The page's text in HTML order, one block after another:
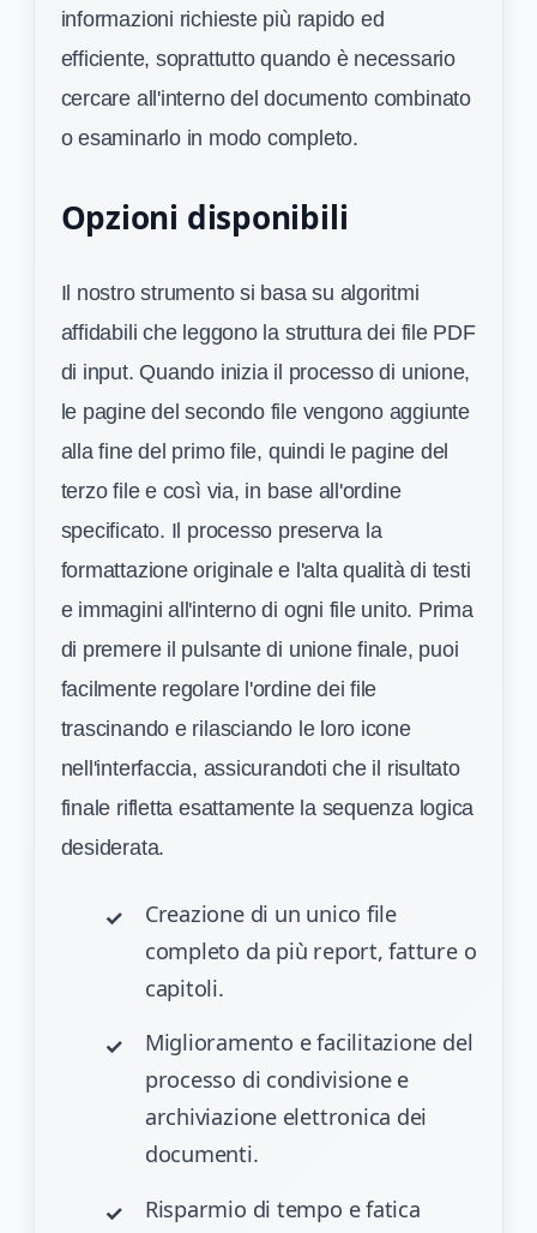
informazioni richieste più rapido ed
efficiente, soprattutto quando è necessario
cercare all'interno del documento combinato
o esaminarlo in modo completo.
Opzioni disponibili
Il nostro strumento si basa su algoritmi
affidabili che leggono la struttura dei file PDF
di input. Quando inizia il processo di unione,
le pagine del secondo file vengono aggiunte
alla fine del primo file, quindi le pagine del
terzo file e così via, in base all'ordine
specificato. Il processo preserva la
formattazione originale e l'alta qualità di testi
e immagini all'interno di ogni file unito. Prima
di premere il pulsante di unione finale, puoi
facilmente regolare l'ordine dei file
trascinando e rilasciando le loro icone
nell'interfaccia, assicurandoti che il risultato
finale rifletta esattamente la sequenza logica
desiderata.
Creazione di un unico file
completo da più report, fatture o
capitoli.
Miglioramento e facilitazione del
processo di condivisione e
archiviazione elettronica dei
documenti.
Risparmio di tempo e fatica